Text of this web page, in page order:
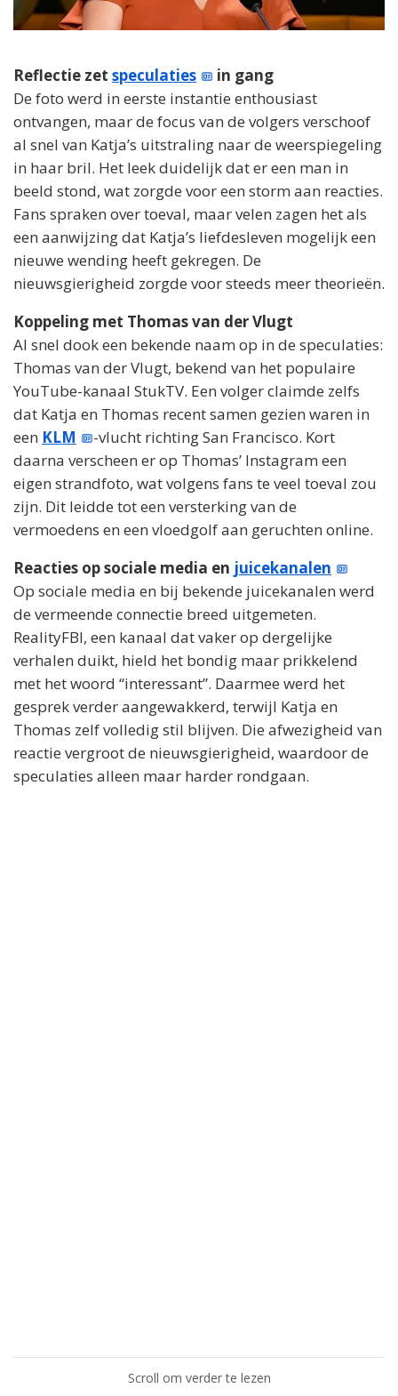
Reflectie zet speculaties
in gang
De foto werd in eerste instantie enthousiast
ontvangen, maar de focus van de volgers verschoof
al snel van Katja’s uitstraling naar de weerspiegeling
in haar bril. Het leek duidelijk dat er een man in
beeld stond, wat zorgde voor een storm aan reacties.
Fans spraken over toeval, maar velen zagen het als
een aanwijzing dat Katja’s liefdesleven mogelijk een
nieuwe wending heeft gekregen. De
nieuwsgierigheid zorgde voor steeds meer theorieën.
Koppeling met Thomas van der Vlugt
Al snel dook een bekende naam op in de speculaties:
Thomas van der Vlugt, bekend van het populaire
YouTube-kanaal StukTV. Een volger claimde zelfs
dat Katja en Thomas recent samen gezien waren in
een KLM
-vlucht richting San Francisco. Kort
daarna verscheen er op Thomas’ Instagram een
eigen strandfoto, wat volgens fans te veel toeval zou
zijn. Dit leidde tot een versterking van de
vermoedens en een vloedgolf aan geruchten online.
Reacties op sociale media en juicekanalen
Op sociale media en bij bekende juicekanalen werd
de vermeende connectie breed uitgemeten.
RealityFBI, een kanaal dat vaker op dergelijke
verhalen duikt, hield het bondig maar prikkelend
met het woord “interessant”. Daarmee werd het
gesprek verder aangewakkerd, terwijl Katja en
Thomas zelf volledig stil blijven. Die afwezigheid van
reactie vergroot de nieuwsgierigheid, waardoor de
speculaties alleen maar harder rondgaan.
Scroll om verder te lezen